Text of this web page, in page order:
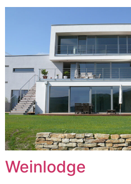
Weinlodge